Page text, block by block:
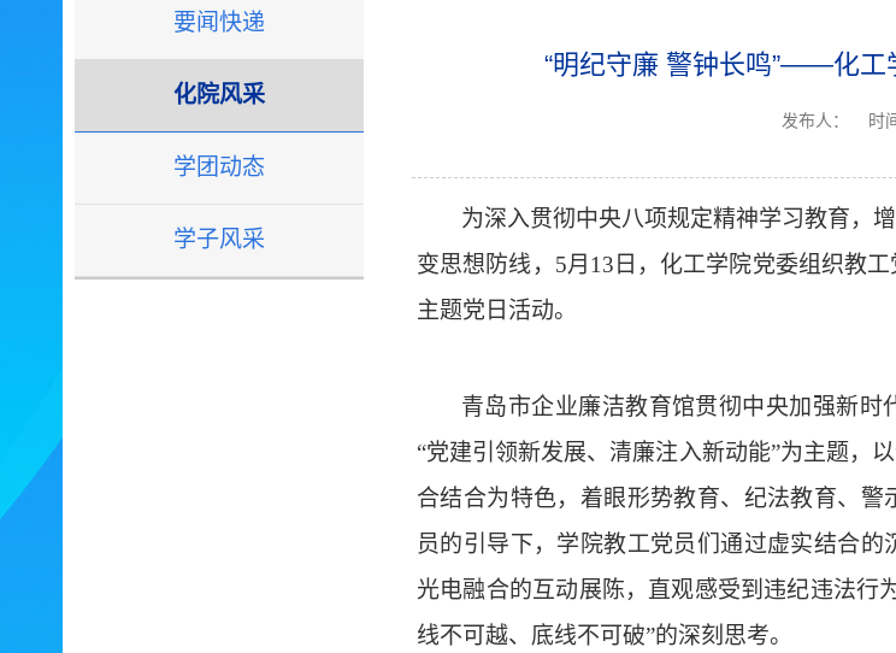
要闻快递
化院风采
学团动态
学子风采
“明纪守廉 警钟长鸣”——化工
发布人： 时
为深入贯彻中央八项规定精神学习教育，
变思想防线， 5月13日，化工学院党委组织教
主题党日活动。
青岛市企业廉洁教育馆贯彻中央加强新
“党建引领新发展、清廉注入新动能”为主题，
合结合为特色，着眼形势教育、纪法教育、
员的引导下，学院教工党员们通过虚实结合
光电融合的互动展陈，直观感受到违纪违法行
线不可越、底线不可破”的深刻思考。